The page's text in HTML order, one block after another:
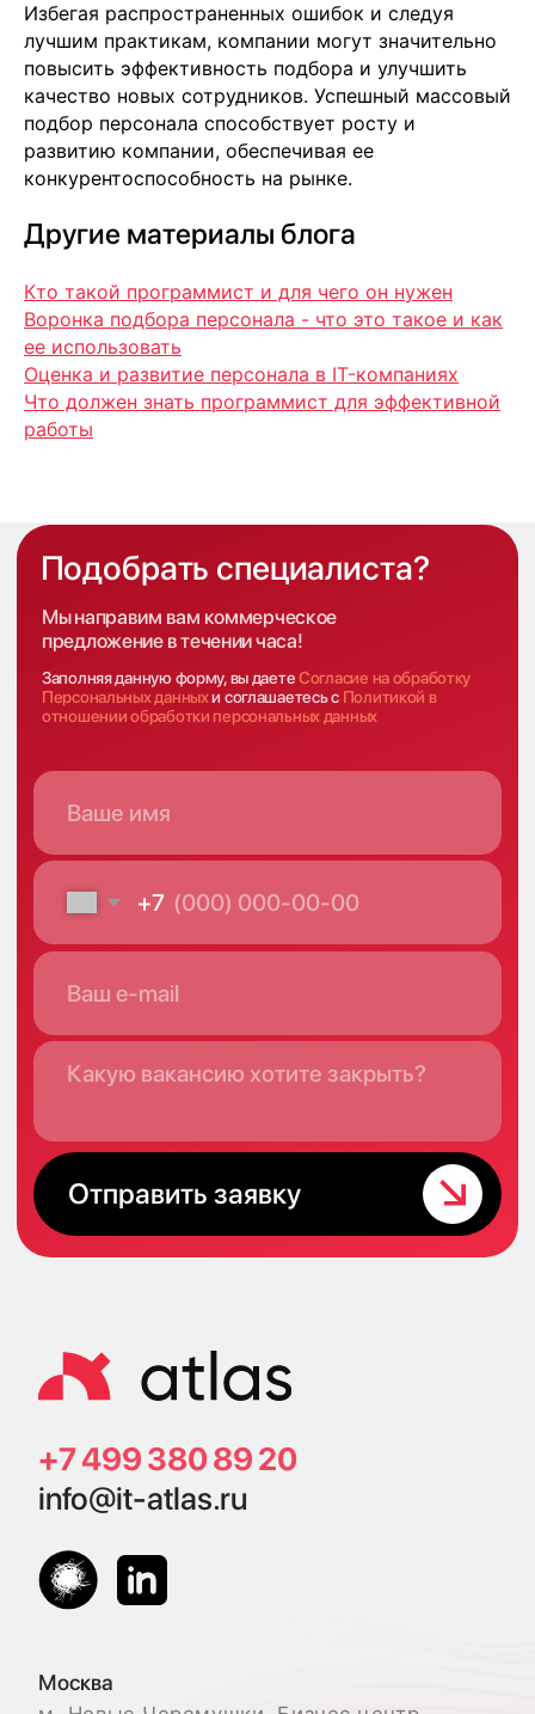
Избегая распространенных ошибок и следуя
лучшим практикам, компании могут значительно
повысить эффективность подбора и улучшить
качество новых сотрудников. Успешный массовый
подбор персонала способствует росту и
развитию компании, обеспечивая ее
конкурентоспособность на рынке.
Другие материалы блога
Кто такой программист и для чего он нужен
Воронка подбора персонала - что это такое и как
ее использовать
Оценка и развитие персонала в IT-компаниях
Что должен знать программист для эффективной
работы